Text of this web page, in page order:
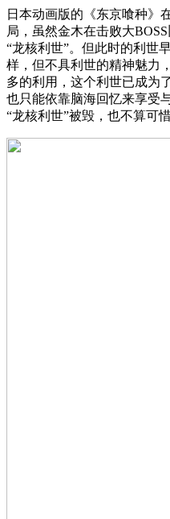
日本动画版的《东京喰种》
局，虽然金木在击败大
“龙核利世”。但此时的利世
样，但不具利世的精神魅力
多的利用，这个利世已成为
也只能依靠脑海回忆来享受
“龙核利世”被毁，也不算可惜